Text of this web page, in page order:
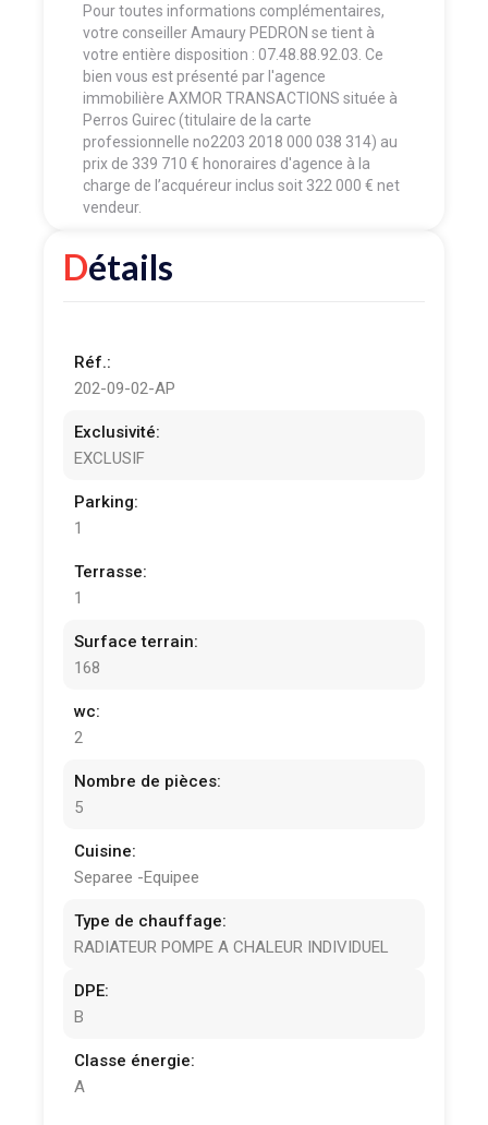
Pour toutes informations complémentaires,
votre conseiller Amaury PEDRON se tient à
votre entière disposition : 07.48.88.92.03. Ce
bien vous est présenté par l'agence
immobilière AXMOR TRANSACTIONS située à
Perros Guirec (titulaire de la carte
professionnelle no2203 2018 000 038 314) au
prix de 339 710 € honoraires d'agence à la
charge de l’acquéreur inclus soit 322 000 € net
vendeur.
Détails
Réf.:
202-09-02-AP
Exclusivité:
EXCLUSIF
Parking:
1
Terrasse:
1
Surface terrain:
168
wc:
2
Nombre de pièces:
5
Cuisine:
Separee -Equipee
Type de chauffage:
RADIATEUR POMPE A CHALEUR INDIVIDUEL
DPE:
B
Classe énergie:
A